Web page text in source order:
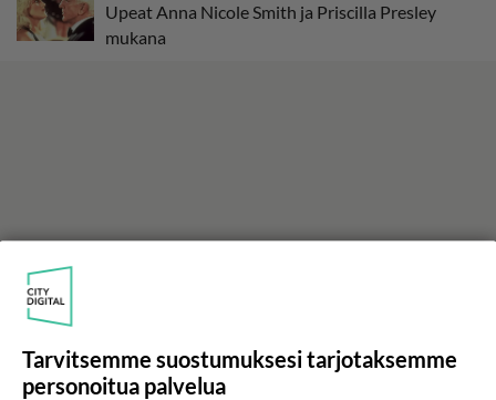
Upeat Anna Nicole Smith ja Priscilla Presley
mukana
Tarvitsemme suostumuksesi tarjotaksemme
personoitua palvelua